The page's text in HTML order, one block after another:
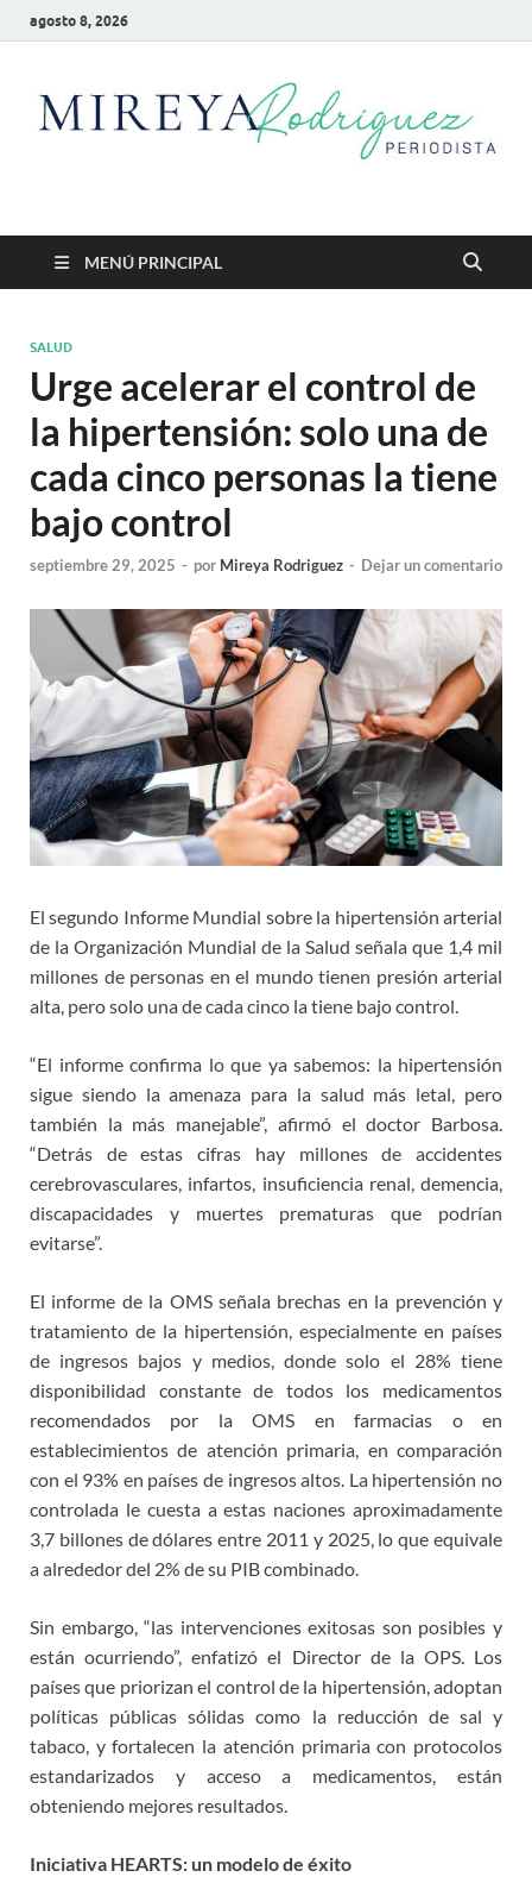
agosto 8, 2026
Mireya Rodriguez
MENÚ PRINCIPAL
SALUD
Urge acelerar el control de
la hipertensión: solo una de
cada cinco personas la tiene
bajo control
septiembre 29, 2025 - por Mireya Rodriguez - Dejar un comentario
El segundo Informe Mundial sobre la hipertensión arterial
de la Organización Mundial de la Salud señala que 1,4 mil
millones de personas en el mundo tienen presión arterial
alta, pero solo una de cada cinco la tiene bajo control.
“El informe confirma lo que ya sabemos: la hipertensión
sigue siendo la amenaza para la salud más letal, pero
también la más manejable”, afirmó el doctor Barbosa.
“Detrás de estas cifras hay millones de accidentes
cerebrovasculares, infartos, insuficiencia renal, demencia,
discapacidades y muertes prematuras que podrían
evitarse”.
El informe de la OMS señala brechas en la prevención y
tratamiento de la hipertensión, especialmente en países
de ingresos bajos y medios, donde solo el 28% tiene
disponibilidad constante de todos los medicamentos
recomendados por la OMS en farmacias o en
establecimientos de atención primaria, en comparación
con el 93% en países de ingresos altos. La hipertensión no
controlada le cuesta a estas naciones aproximadamente
3,7 billones de dólares entre 2011 y 2025, lo que equivale
a alrededor del 2% de su PIB combinado.
Sin embargo, “las intervenciones exitosas son posibles y
están ocurriendo”, enfatizó el Director de la OPS. Los
países que priorizan el control de la hipertensión, adoptan
políticas públicas sólidas como la reducción de sal y
tabaco, y fortalecen la atención primaria con protocolos
estandarizados y acceso a medicamentos, están
obteniendo mejores resultados.
Iniciativa HEARTS: un modelo de éxito